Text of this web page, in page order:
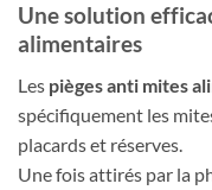
Une solution
alimentaires
Les pièges anti mites
spécifiquement les
placards et réserves.
Une fois attirés par la